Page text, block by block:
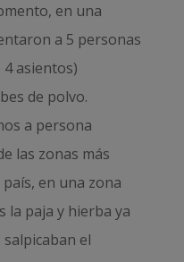
en una
a 5 personas
4 asientos)
de polvo.
a persona
las zonas más
en una zona
la paja y hierba ya
el